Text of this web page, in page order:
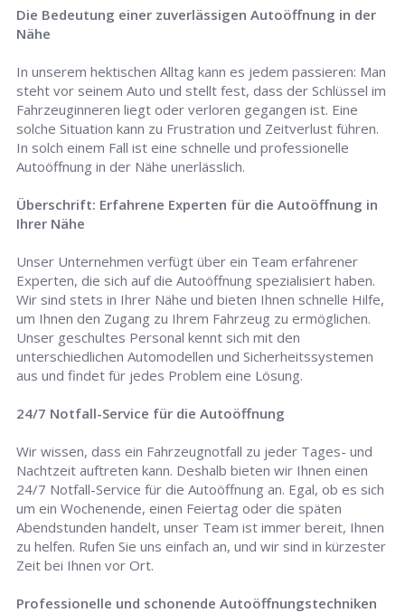
Die Bedeutung einer zuverlässigen Autoöffnung in der
Nähe
In unserem hektischen Alltag kann es jedem passieren: Man
steht vor seinem Auto und stellt fest, dass der Schlüssel im
Fahrzeuginneren liegt oder verloren gegangen ist. Eine
solche Situation kann zu Frustration und Zeitverlust führen.
In solch einem Fall ist eine schnelle und professionelle
Autoöffnung in der Nähe unerlässlich.
Überschrift: Erfahrene Experten für die Autoöffnung in
Ihrer Nähe
Unser Unternehmen verfügt über ein Team erfahrener
Experten, die sich auf die Autoöffnung spezialisiert haben.
Wir sind stets in Ihrer Nähe und bieten Ihnen schnelle Hilfe,
um Ihnen den Zugang zu Ihrem Fahrzeug zu ermöglichen.
Unser geschultes Personal kennt sich mit den
unterschiedlichen Automodellen und Sicherheitssystemen
aus und findet für jedes Problem eine Lösung.
24/7 Notfall-Service für die Autoöffnung
Wir wissen, dass ein Fahrzeugnotfall zu jeder Tages- und
Nachtzeit auftreten kann. Deshalb bieten wir Ihnen einen
24/7 Notfall-Service für die Autoöffnung an. Egal, ob es sich
um ein Wochenende, einen Feiertag oder die späten
Abendstunden handelt, unser Team ist immer bereit, Ihnen
zu helfen. Rufen Sie uns einfach an, und wir sind in kürzester
Zeit bei Ihnen vor Ort.
Professionelle und schonende Autoöffnungstechniken